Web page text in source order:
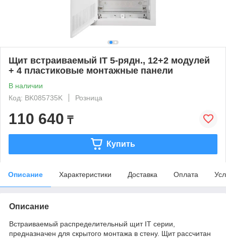
Щит встраиваемый IT 5-рядн., 12+2 модулей
+ 4 пластиковые монтажные панели
В наличии
Код: BK085735K
Розница
110 640 ₸
Купить
Описание Характеристики Доставка Оплата
Описание
Встраиваемый распределительный щит IT серии,
предназначен для скрытого монтажа в стену. Щит рассчитан